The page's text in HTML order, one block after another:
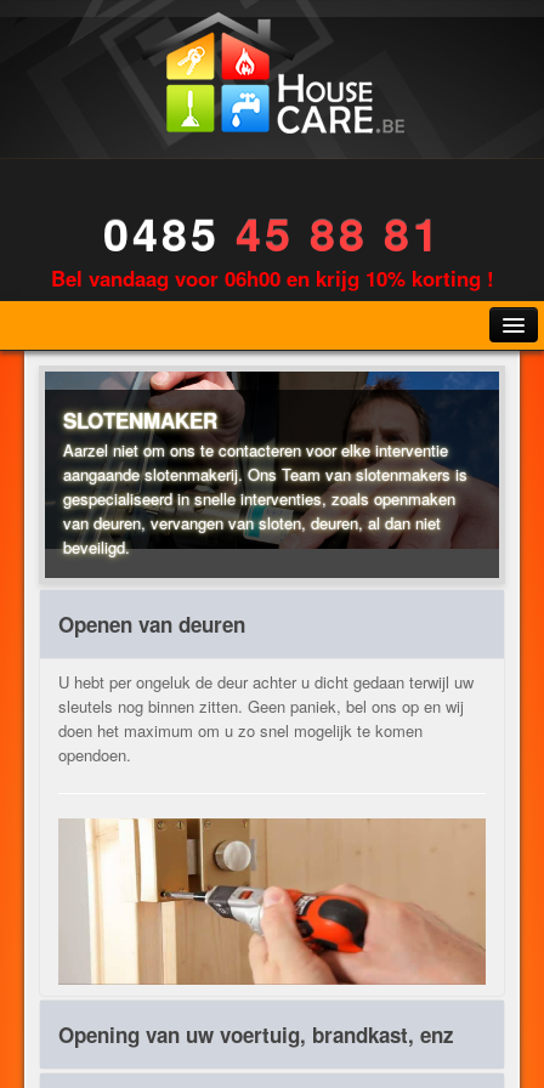
0485 45 88 81
Bel vandaag voor 06h00 en krijg 10% korting !
LOODGIETERIJ
VERWARMING
ANDER BEROEPEN
SLOTENMAKER
Aarzel niet om ons te contacteren voor elke interventie
aangaande slotenmakerij. Ons Team van slotenmakers is
gespecialiseerd in snelle interventies, zoals openmaken
van deuren, vervangen van sloten, deuren, al dan niet
beveiligd.
Openen van deuren
U hebt per ongeluk de deur achter u dicht gedaan terwijl uw
sleutels nog binnen zitten. Geen paniek, bel ons op en wij
doen het maximum om u zo snel mogelijk te komen
opendoen.
Opening van uw voertuig, brandkast, enz